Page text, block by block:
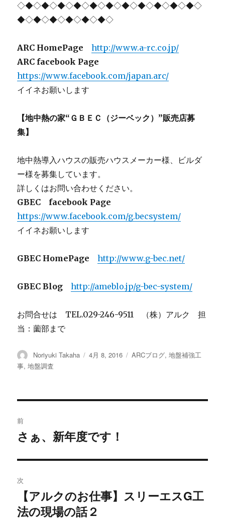
◇◆◇◆◇◆◇◆◇◆◇◆◇◆◇◆◇◆◇◆◇◆◇
◆◇◆◇◆◇◆◇◆◇◆◇
ARC HomePage
http://www.a-rc.co.jp/
ARC facebook Page
https://www.facebook.com/japan.arc/
イイネお願いします
【地中熱の家“ＧＢＥＣ（ジーベック）”販売店募
集】
地中熱導入ハウスの販売ハウスメーカー様、ビルダ
ー様を募集しています。
詳しくはお問い合わせください。
GBEC facebook Page
https://www.facebook.com/g.becsystem/
イイネお願いします
GBEC HomePagehttp://www.g-bec.net/
GBEC Bloghttp://ameblo.jp/g-bec-system/
お問合せは TEL.029-246-9511 （株）アルク 担
当：薗部まで
投
稿
Noriyuki Takaha
投
4月 8, 2016
カ
ー
ARCブログ,地盤補強工
事,地盤調査
稿
ビ
ゲ
ー
前
過
の
投
稿:
さぁ、新年度です！
次
の
【アルクのお仕事】スリーエスG工
法の現場の話２